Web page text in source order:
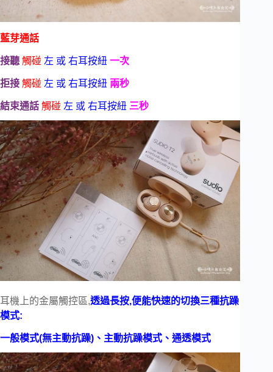
藍芽通話
接聽 觸碰 左 或 右耳按紐 一次
拒接 觸碰 左 或 右耳按紐 兩秒
結束通話 觸碰 左 或 右耳按紐 三秒
耳機上的金屬觸控區,透過長按,便能快速的切換三種抗躁
模式:
一般模式(無主動抗躁)、主動抗躁模式、通透模式